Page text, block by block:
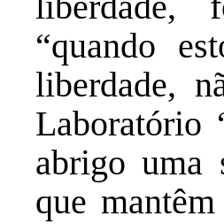
“quando
liberdade,
Laboratório
abrigo uma
que